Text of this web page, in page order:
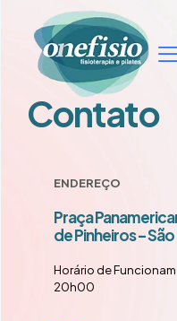
Contato
ENDEREÇO
Praça
de Pinheiros – São
Horário de
20h00